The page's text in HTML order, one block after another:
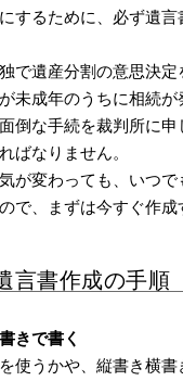
するために、必ず遺
で遺産分割の意思決定
未成年のうちに相続が
倒な手続を裁判所に申
ばなりません。
が変わっても、いつ
で、まずは今すぐ作
言書作成の手順
きで書く
使うかや、縦書き横